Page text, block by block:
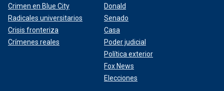
Crimen en Blue City
Radicales universitarios
Crisis fronteriza
Crímenes reales
Donald
Senado
Casa
Poder judicial
Política exterior
Fox News
Elecciones